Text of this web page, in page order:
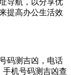
导航，以分享优
提高办公生活效
码测吉凶，电话
手机号码测吉凶查